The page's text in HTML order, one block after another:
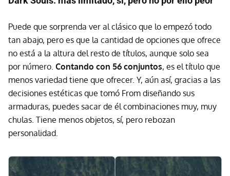
Puede que sorprenda ver al clásico que lo empezó todo
tan abajo, pero es que la cantidad de opciones que ofrece
no está a la altura del resto de títulos, aunque solo sea
por número. Contando con 56 conjuntos, es el título que
menos variedad tiene que ofrecer. Y, aún así, gracias a las
decisiones estéticas que tomó From diseñando sus
armaduras, puedes sacar de él combinaciones muy, muy
chulas. Tiene menos objetos, sí, pero rebozan
personalidad.